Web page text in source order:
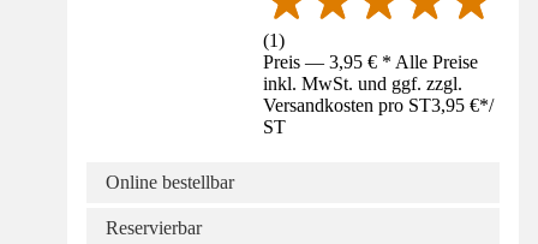
(1)
Preis — 3,95 € * Alle Preise
inkl. MwSt. und ggf. zzgl.
Versandkosten pro ST3,95 €*/
ST
Online bestellbar
Reservierbar